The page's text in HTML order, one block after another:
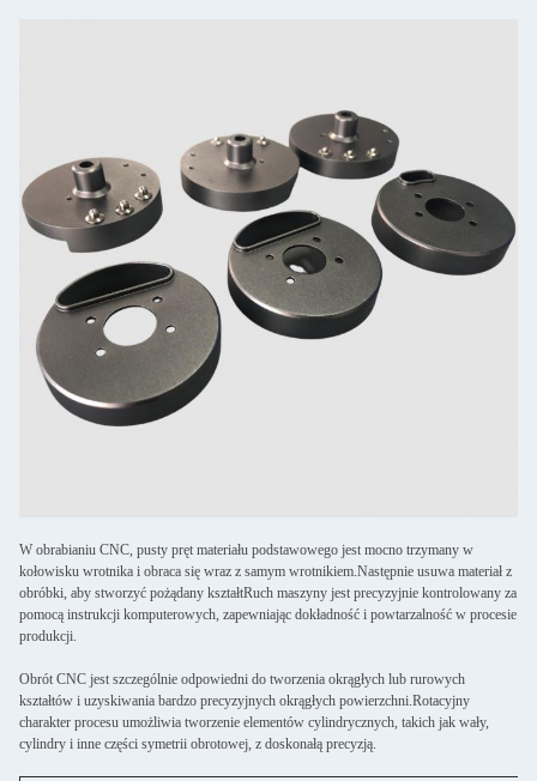
W obrabianiu CNC, pusty pręt materiału podstawowego jest mocno trzymany w
kołowisku wrotnika i obraca się wraz z samym wrotnikiem.Następnie usuwa materiał z
obróbki, aby stworzyć pożądany kształtRuch maszyny jest precyzyjnie kontrolowany za
pomocą instrukcji komputerowych, zapewniając dokładność i powtarzalność w procesie
produkcji.
Obrót CNC jest szczególnie odpowiedni do tworzenia okrągłych lub rurowych
kształtów i uzyskiwania bardzo precyzyjnych okrągłych powierzchni.Rotacyjny
charakter procesu umożliwia tworzenie elementów cylindrycznych, takich jak wały,
cylindry i inne części symetrii obrotowej, z doskonałą precyzją.